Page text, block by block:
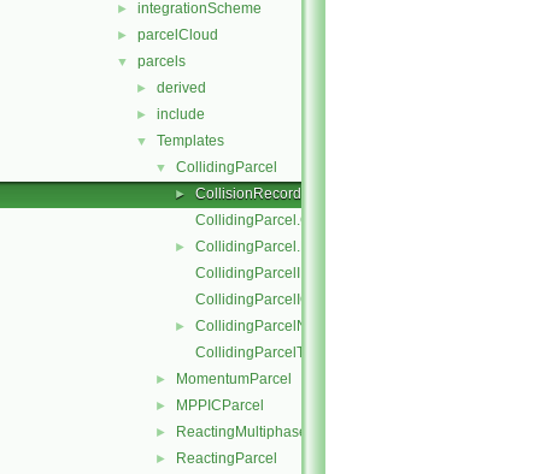
► integrationScheme
► parcelCloud
▼ parcels
► derived
► include
▼ Templates
▼ CollidingParcel
►
CollisionRecordList
CollidingParcel.C
►
CollidingParcel.H
CollidingParcelI.H
CollidingParcelIO.C
►
CollidingParcelName.C
CollidingParcelTrackingDataI.H
► MomentumParcel
► MPPICParcel
► ReactingMultiphaseParcel
► ReactingParcel